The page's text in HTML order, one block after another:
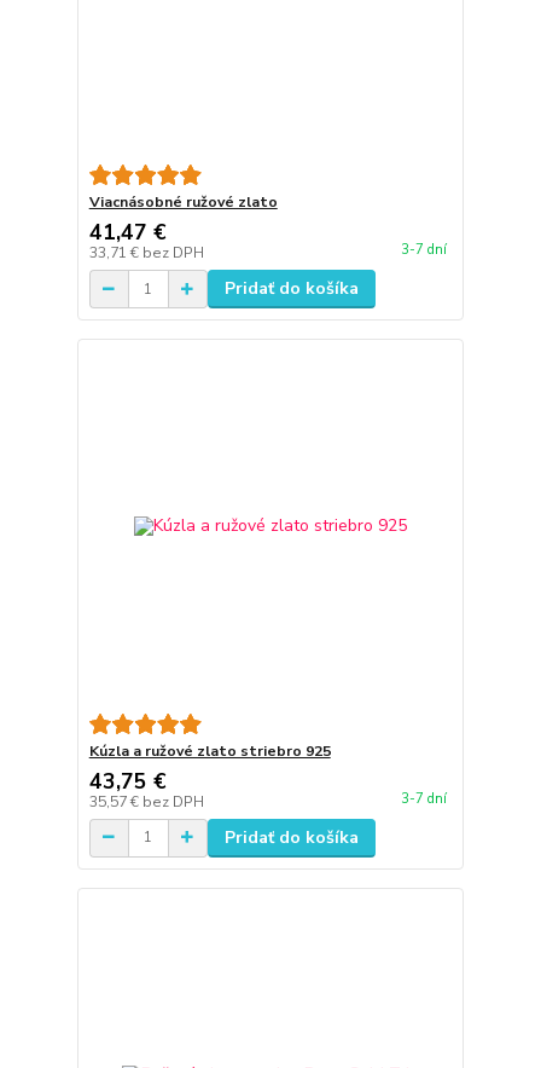
Viacnásobné ružové zlato
41,47 €
33,71 € bez DPH 3-7 dní
Pridať do košíka
Kúzla a ružové zlato striebro 925
43,75 €
35,57 € bez DPH 3-7 dní
Pridať do košíka